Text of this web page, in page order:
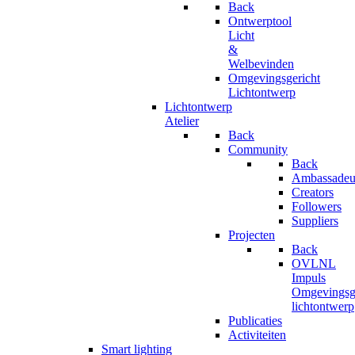
Back
Ontwerptool
Licht
&
Welbevinden
Omgevingsgericht
Lichtontwerp
Lichtontwerp
Atelier
Back
Community
Back
Creators
Followers
Suppliers
Projecten
Back
OVLNL
Impuls
lichtontwerp
Publicaties
Activiteiten
Smart lighting